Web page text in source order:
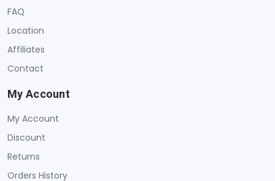
FAQ
Location
Affiliates
Contact
My Account
My Account
Discount
Returns
Orders History